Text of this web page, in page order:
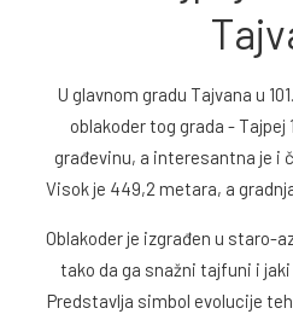
U glavnom gradu Tajvana u
oblakoder tog grada - Tajpej
građevinu, a interesantna je i
Visok je 449,2 metara, a
Oblakoder je izgrađen u staro-
tako da ga snažni tajfuni i
Predstavlja simbol evolucije